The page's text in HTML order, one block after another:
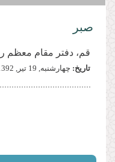
صبر
قم، دفتر مقام معظم
تاریخ: چهارشنبه, 19 تير, 1392